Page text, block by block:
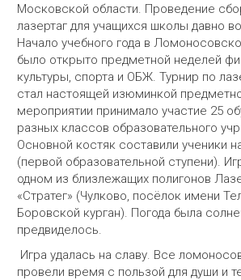
Московской области. Проведение
лазертаг для учащихся школы давно
Начало учебного года в
было открыто предметной неделей
культуры, спорта и ОБЖ. Турнир по
стал настоящей изюминкой
мероприятии принимало участие 25
разных классов образовательного
Основной костяк составили ученики
(первой образовательной ступени).
одном из близлежащих полигонов
«Стратег» (Чулково, посёлок имени
Боровской курган). Погода была
предвиделось.
Игра удалась на славу. Все
провели время с пользой для души и